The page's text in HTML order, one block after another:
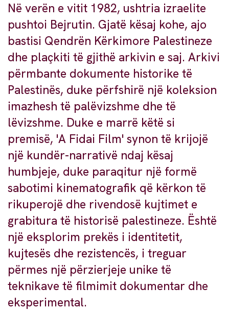
Në verën e vitit 1982, ushtria izraelite
pushtoi Bejrutin. Gjatë kësaj kohe, ajo
bastisi Qendrën Kërkimore Palestineze
dhe plaçkiti të gjithë arkivin e saj. Arkivi
përmbante dokumente historike të
Palestinës, duke përfshirë një koleksion
imazhesh të palëvizshme dhe të
lëvizshme. Duke e marrë këtë si
premisë, 'A Fidai Film' synon të krijojë
një kundër-narrativë ndaj kësaj
humbjeje, duke paraqitur një formë
sabotimi kinematografik që kërkon të
rikuperojë dhe rivendosë kujtimet e
grabitura të historisë palestineze. Është
një eksplorim prekës i identitetit,
kujtesës dhe rezistencës, i treguar
përmes një përzierjeje unike të
teknikave të filmimit dokumentar dhe
eksperimental.